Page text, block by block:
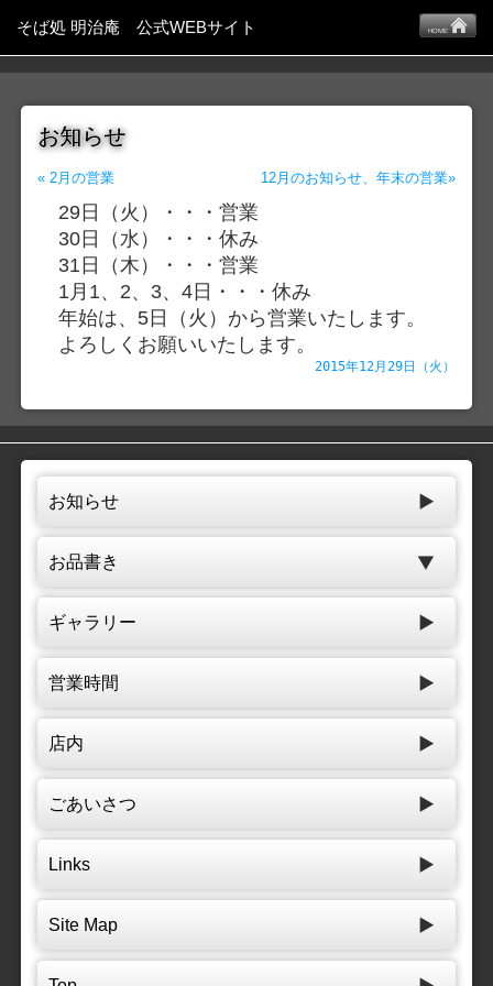
そば処 明治庵 公式WEBサイト HOME
お知らせ
12月のお知らせ、年末の営業»
« 2月の営業
29日（火）・・・営業
30日（水）・・・休み
31日（木）・・・営業
1月1、2、3、4日・・・休み
年始は、5日（火）から営業いたします。
よろしくお願いいたします。
2015年12月29日（火）
お知らせ
お品書き
ギャラリー
営業時間
店内
ごあいさつ
Links
Site Map